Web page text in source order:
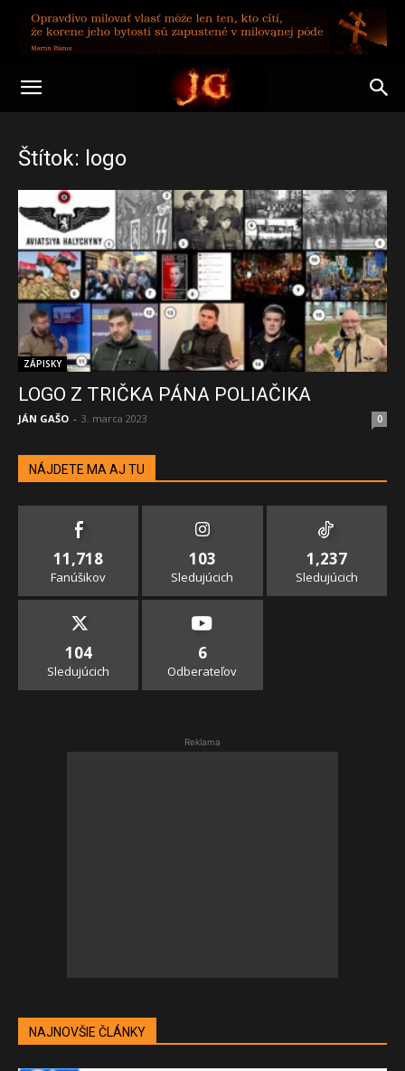
Štítok: logo
ZÁPISKY
LOGO Z TRIČKA PÁNA POLIAČIKA
JÁN GAŠO - 3. marca 2023 0
NÁJDETE MA AJ TU
11,718
Fanúšikov
103
Sledujúcich
1,237
Sledujúcich
104
Sledujúcich
6
Odberateľov
Reklama
NAJNOVŠIE ČLÁNKY